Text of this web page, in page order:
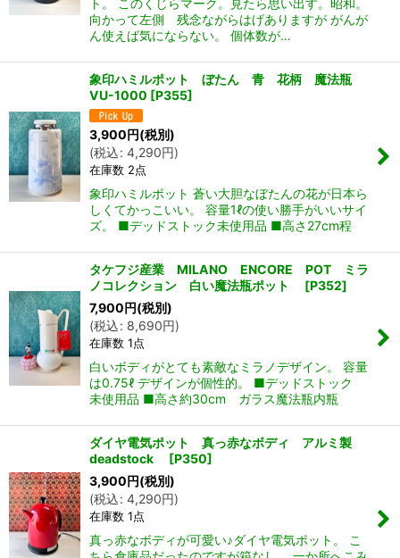
ト。 このくじらマーク。見たら思い出す。昭和。
向かって左側 残念ながらはげありますが がんが
ん使えば気にならない。 個体数が…
象印ハミルポット ぼたん 青 花柄 魔法瓶
VU-1000 [P355]
3,900円(税別)
(税込: 4,290円)
在庫数 2点
象印ハミルポット 蒼い大胆なぼたんの花が日本ら
しくてかっこいい。 容量1ℓの使い勝手がいいサイ
ズ。 ■デッドストック未使用品 ■高さ27cm程
タケフジ産業 MILANO ENCORE POT ミラ
ノコレクション 白い魔法瓶ポット
[P352]
7,900円(税別)
(税込: 8,690円)
在庫数 1点
白いボディがとても素敵なミラノデザイン。 容量
は0.75ℓ デザインが個性的。 ■デッドストック
未使用品 ■高さ約30cm ガラス魔法瓶内瓶
ダイヤ電気ポット 真っ赤なボディ アルミ製
deadstock
[P350]
3,900円(税別)
(税込: 4,290円)
在庫数 1点
真っ赤なボディが可愛い♪ダイヤ電気ポット。 こ